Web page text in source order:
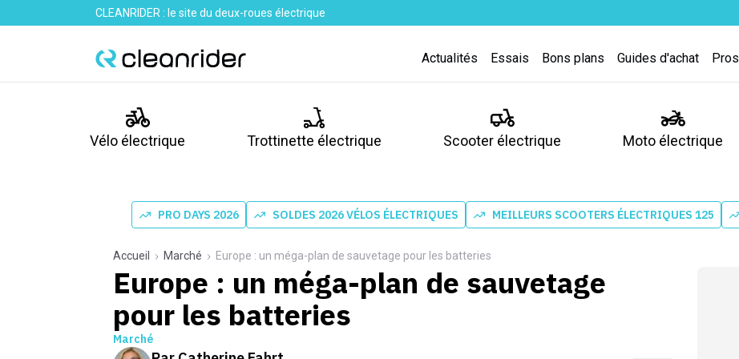
CLEANRIDER : le site du deux-roues électrique
Actualités Essais Bons plans Guides d'achat Pros
Vélo électrique Trottinette électrique Scooter électrique Moto électrique
PRO DAYS 2026 SOLDES 2026 VÉLOS ÉLECTRIQUES MEILLEURS SCOOTERS ÉLECTRIQUES 125
Accueil Marché Europe : un méga-plan de sauvetage pour les batteries
Europe : un méga-plan de sauvetage
pour les batteries
Marché